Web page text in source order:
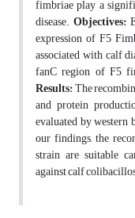
fimbriae play a
disease.Objectives:
expression of F5
associated with calf
fanC region of F5
Results:The
and protein
evaluated by
our findings, the
strain are suitable
against calf